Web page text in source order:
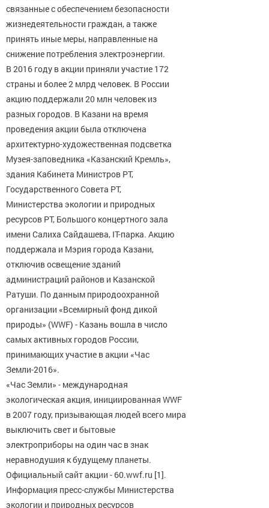
связанные с обеспечением безопасности
жизнедеятельности граждан, а также
принять иные меры, направленные на
снижение потребления электроэнергии.
В 2016 году в акции приняли участие 172
страны и более 2 млрд человек. В России
акцию поддержали 20 млн человек из
разных городов. В Казани на время
проведения акции была отключена
архитектурно-⁠художественная подсветка
Музея-⁠заповедника «Казанский Кремль»,
здания Кабинета Министров РТ,
Государственного Совета РТ,
Министерства экологии и природных
ресурсов РТ, Большого концертного зала
имени Салиха Сайдашева, IТ-⁠парка. Акцию
поддержала и Мэрия города Казани,
отключив освещение зданий
администраций районов и Казанской
Ратуши. По данным природоохранной
организации «Всемирный фонд дикой
природы» (WWF) -⁠ Казань вошла в число
самых активных городов России,
принимающих участие в акции «Час
Земли-⁠2016».
«Час Земли» - международная
экологическая акция, инициированная WWF
в 2007 году, призывающая людей всего мира
выключить свет и бытовые
электроприборы на один час в знак
неравнодушия к будущему планеты.
Официальный сайт акции - 60.wwf.ru [1].
Информация пресс-⁠службы Министерства
экологии и природных ресурсов